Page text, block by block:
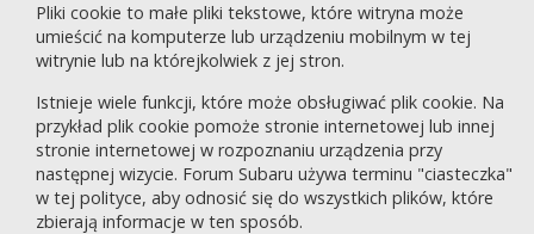
Pliki cookie to małe pliki tekstowe, które witryna może
umieścić na komputerze lub urządzeniu mobilnym w tej
witrynie lub na którejkolwiek z jej stron.
Istnieje wiele funkcji, które może obsługiwać plik cookie. Na
przykład plik cookie pomoże stronie internetowej lub innej
stronie internetowej w rozpoznaniu urządzenia przy
następnej wizycie. Forum Subaru używa terminu "ciasteczka"
w tej polityce, aby odnosić się do wszystkich plików, które
zbierają informacje w ten sposób.